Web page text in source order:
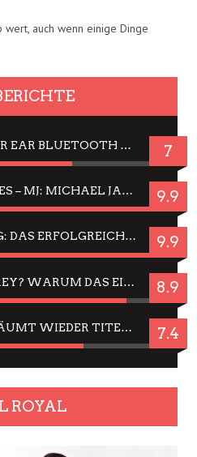
wert, auch wenn einige Dinge
JBL TUNE 720BT: OVER EAR BLUETOOTH KOPFHÖRER UM DIE 50,-€ IM DAUER-TEST 7
WEGEN DES ERFOLGES – MJ: MICHAEL JACKSON MUSICAL IN EINER MATINEE SEHEN 9.9
JELLYFISH HAMBURG: DAS ERFOLGREICHE SOMMER-MENÜ 2025 IN GEFÜHLEN UND BILDERN 9.9
CÉSAR FÜR JIM CARREY? WARUM DAS EINER DER NERVIGSTEN ACTORS IST UND BLEIBT 8.9
JING JING: IN-THAI RÄUMT WIEDER TITEL AB – EIN ZWEI-STUNDEN-ERLEBNISBERICHT 7.4
ROYAL